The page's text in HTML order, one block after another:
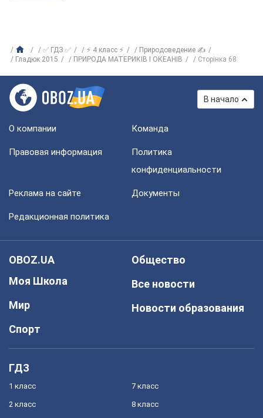
✅ ГДЗ ✅ ⚡ 4 класс ⚡
Природоведение ✍
Гладюк 2015
ПРИРОДА МАТЕРИКІВ І ОКЕАНІВ Сторінка 68
В начало
О компании Команда
Правовая информация
Политика
конфиденциальности
Реклама на сайте Документы
Редакционная политика
OBOZ.UA
Моя Школа
Мир
Спорт
Общество
Все новости
Новости образования
ГДЗ
1 класс
2 класс
7 класс
8 класс